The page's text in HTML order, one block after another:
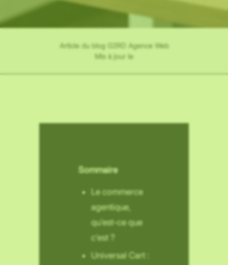
Article du blog G2RD Agence Web
Mis à jour le
Sommaire
Le commerce
agentique,
qu’est-ce que
c’est ?
Universal Cart :